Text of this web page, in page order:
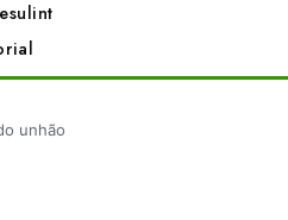
sulint
unhão